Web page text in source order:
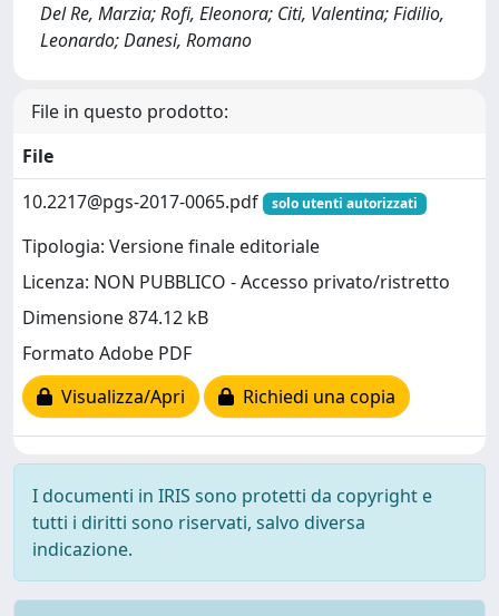
Del Re, Marzia; Rofi, Eleonora; Citi, Valentina; Fidilio,
Leonardo; Danesi, Romano
File in questo prodotto:
File
10.2217@pgs-2017-0065.pdf
solo utenti autorizzati
Tipologia: Versione finale editoriale
Licenza: NON PUBBLICO - Accesso privato/ristretto
Dimensione 874.12 kB
Formato Adobe PDF
Visualizza/Apri
Richiedi una copia
I documenti in IRIS sono protetti da copyright e
tutti i diritti sono riservati, salvo diversa
indicazione.